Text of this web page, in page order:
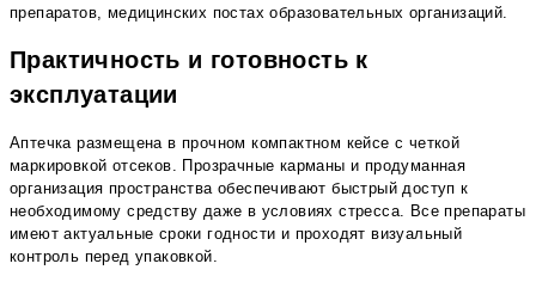
препаратов, медицинских постах образовательных организаций.
Практичность и готовность к
эксплуатации
Аптечка размещена в прочном компактном кейсе с четкой
маркировкой отсеков. Прозрачные карманы и продуманная
организация пространства обеспечивают быстрый доступ к
необходимому средству даже в условиях стресса. Все препараты
имеют актуальные сроки годности и проходят визуальный
контроль перед упаковкой.